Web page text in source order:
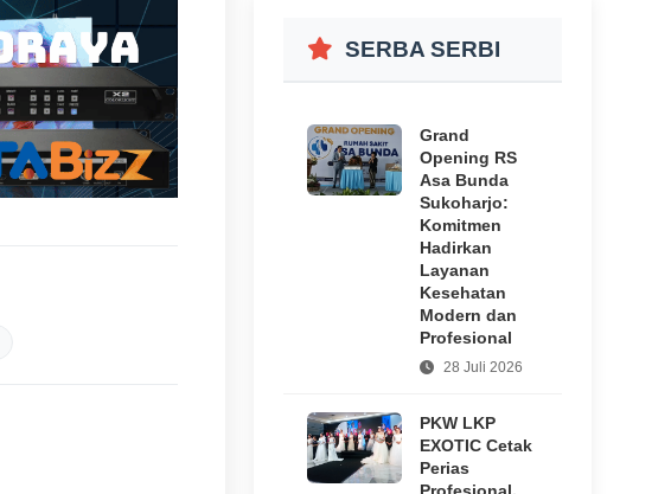
SERBA SERBI
Grand
Opening RS
Asa Bunda
Sukoharjo:
Komitmen
Hadirkan
Layanan
Kesehatan
Modern dan
Profesional
28 Juli 2026
PKW LKP
EXOTIC Cetak
Perias